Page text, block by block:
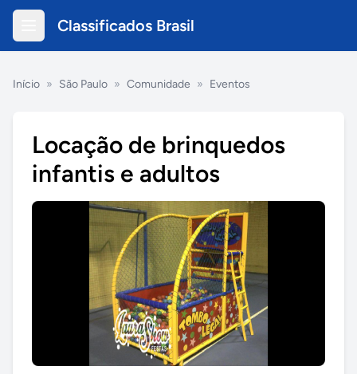
Classificados Brasil
Início » São Paulo » Comunidade » Eventos
Locação de brinquedos
infantis e adultos